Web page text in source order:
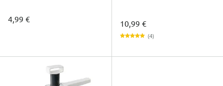
4,99 € 10,99 €
(4)